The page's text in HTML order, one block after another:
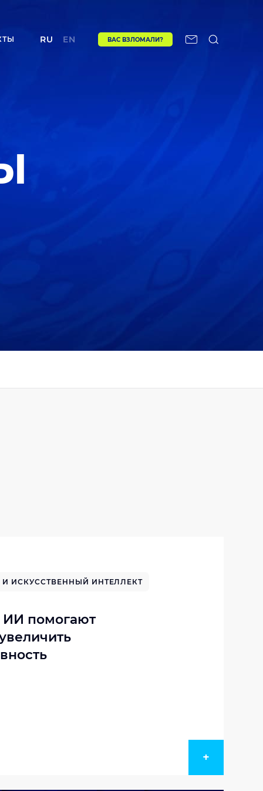
RU EN ВАС ВЗЛОМАЛИ?
ИСКУССТВЕННЫЙ ИНТЕЛЛЕКТ
ИИ помогают
+